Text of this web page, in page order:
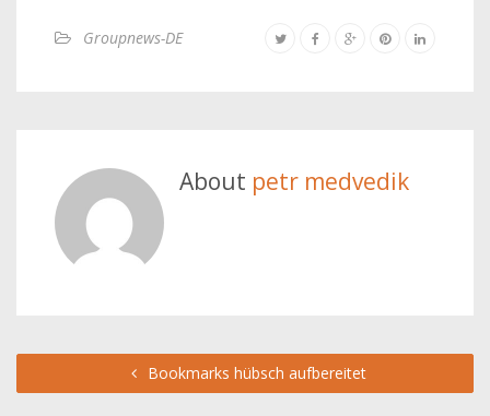
Groupnews-DE
About petr medvedik
Bookmarks hübsch aufbereitet